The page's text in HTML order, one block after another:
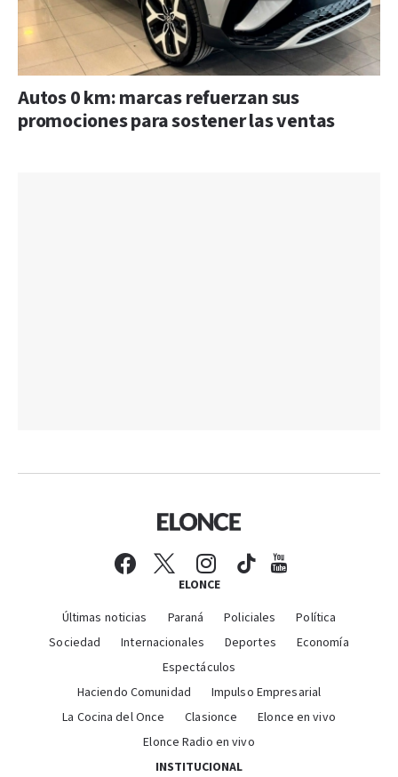
Autos 0 km: marcas refuerzan sus
promociones para sostener las ventas
ELONCE
Últimas noticias Paraná Policiales
Política
Sociedad
Internacionales Deportes
Economía
Espectáculos
Haciendo Comunidad
Impulso Empresarial
La Cocina del Once
Clasionce
Elonce en vivo
Elonce Radio en vivo
INSTITUCIONAL